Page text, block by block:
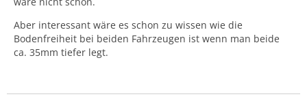
Aber interessant wäre es schon zu wissen wie die
Bodenfreiheit bei beiden Fahrzeugen ist wenn man beide
ca. 35mm tiefer legt.